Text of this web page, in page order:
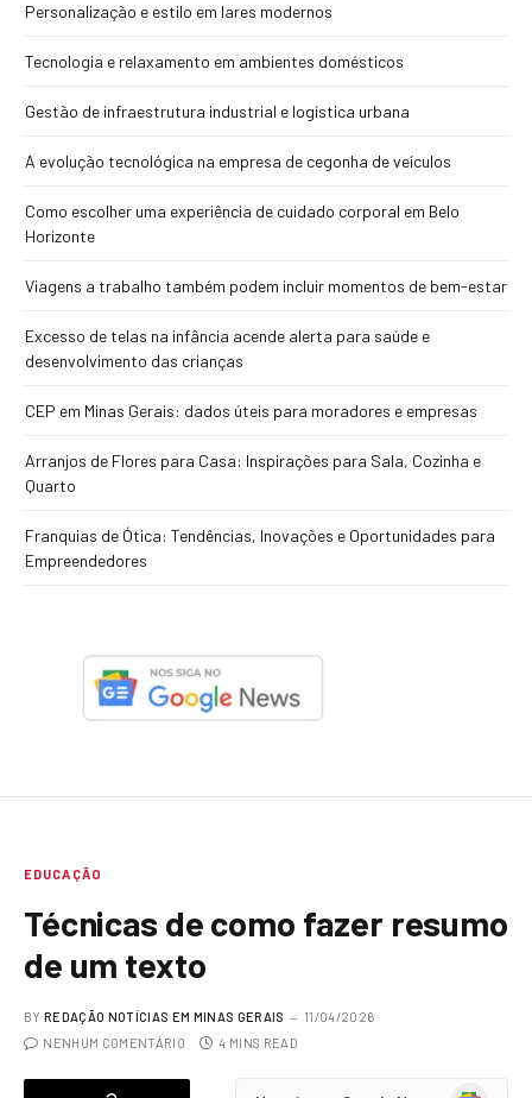
Personalização e estilo em lares modernos
Tecnologia e relaxamento em ambientes domésticos
Gestão de infraestrutura industrial e logística urbana
A evolução tecnológica na empresa de cegonha de veículos
Como escolher uma experiência de cuidado corporal em Belo
Horizonte
Viagens a trabalho também podem incluir momentos de bem-estar
Excesso de telas na infância acende alerta para saúde e
desenvolvimento das crianças
CEP em Minas Gerais: dados úteis para moradores e empresas
Arranjos de Flores para Casa: Inspirações para Sala, Cozinha e
Quarto
Franquias de Ótica: Tendências, Inovações e Oportunidades para
Empreendedores
EDUCAÇÃO
Técnicas de como fazer resumo
de um texto
BY REDAÇÃO NOTÍCIAS EM MINAS GERAIS
11/04/2026
NENHUM COMENTÁRIO
4 MINS READ